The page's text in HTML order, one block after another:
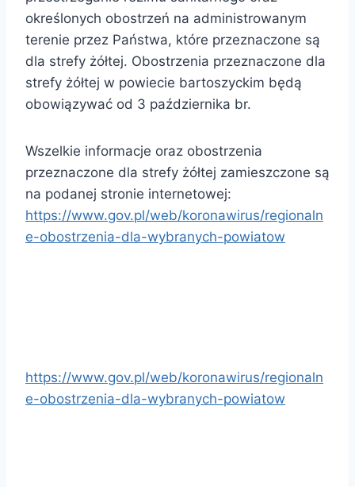
określonych obostrzeń na administrowanym
terenie przez Państwa, które przeznaczone są
dla strefy żółtej. Obostrzenia przeznaczone dla
strefy żółtej w powiecie bartoszyckim będą
obowiązywać od 3 października br.
Wszelkie informacje oraz obostrzenia
przeznaczone dla strefy żółtej zamieszczone są
na podanej stronie internetowej:
https://www.gov.pl/web/koronawirus/regionaln
e-obostrzenia-dla-wybranych-powiatow
https://www.gov.pl/web/koronawirus/regionaln
e-obostrzenia-dla-wybranych-powiatow